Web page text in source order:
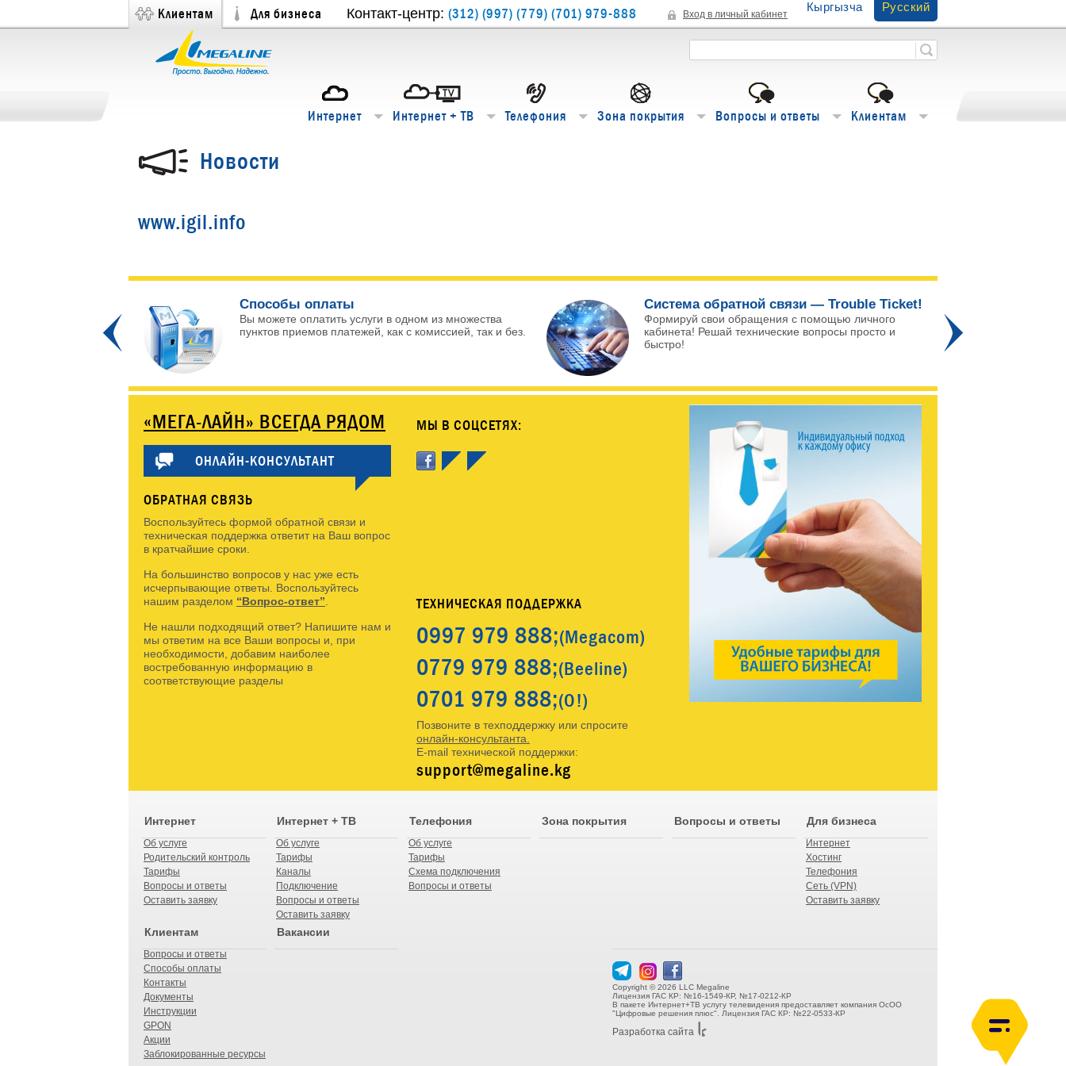
Клиентам Для бизнеса Контакт-центр: (312) (997) (779) (701) 979-888 Вход в личный кабинет
Интернет Интернет + ТВ Телефония Зона покрытия Вопросы и ответы Клиентам
Кыргызча Русский
Новости
www.igil.info
Способы оплаты
Вы можете оплатить услуги в одном из множества
пунктов приемов платежей, как с комиссией, так и без.
Система обратной связи — Trouble Ticket!
Формируй свои обращения с помощью личного
кабинета! Решай технические вопросы просто и
быстро!
Prev
«МЕГА-ЛАЙН» ВСЕГДА РЯДОМ
ОНЛАЙН-КОНСУЛЬТАНТ
ОБРАТНАЯ СВЯЗЬ
Воспользуйтесь формой обратной связи и
техническая поддержка ответит на Ваш вопрос
в кратчайшие сроки.
На большинство вопросов у нас уже есть
исчерпывающие ответы. Воспользуйтесь
нашим разделом “Вопрос-ответ”
Не нашли подходящий ответ? Напишите нам и
мы ответим на все Ваши вопросы и, при
необходимости, добавим наиболее
востребованную информацию в
соответствующие разделы
МЫ В СОЦСЕТЯХ:
ТЕХНИЧЕСКАЯ ПОДДЕРЖКА
0997 979 888;(Megacom)
0779 979 888;(Beeline)
0701 979 888;(O!)
Позвоните в техподдержку или спросите
онлайн-консультанта.
E-mail технической поддержки:
support@megaline.kg
Интернет
Об услуге
Родительский контроль
Тарифы
Вопросы и ответы
Оставить заявку
Интернет + ТВ
Об услуге
Тарифы
Каналы
Подключение
Вопросы и ответы
Оставить заявку
Телефония
Об услуге
Тарифы
Схема подключения
Вопросы и ответы
Зона покрытия Вопросы и ответы Для бизнеса
Интернет
Хостинг
Телефония
Сеть (VPN)
Оставить заявку
Клиентам
Вопросы и ответы
Способы оплаты
Контакты
Документы
Инструкции
GPON
Акции
Заблокированные ресурсы
Вакансии
Copyright © 2026 LLC Megaline
Лицензия ГАС КР: №16-1549-КР, №17-0212-КР
В пакете Интернет+ТВ услугу телевидения предоставляет компания ОсОО
"Цифровые решения плюс". Лицензия ГАС КР: №22-0533-КР
Разработка сайта